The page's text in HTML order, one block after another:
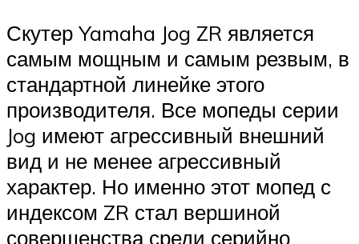
Скутер Yamaha Jog ZR является
самым мощным и самым резвым, в
стандартной линейке этого
производителя. Все мопеды серии
Jog имеют агрессивный внешний
вид и не менее агрессивный
характер. Но именно этот мопед с
индексом ZR стал вершиной
совершенства среди серийно